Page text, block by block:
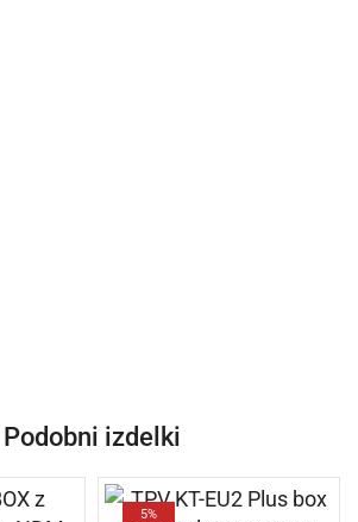
Podobni izdelki
5%